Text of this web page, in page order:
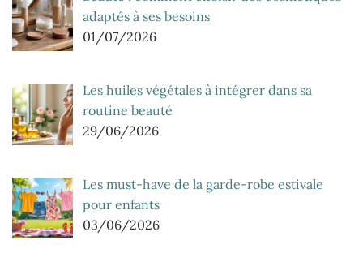
adaptés à ses besoins
01/07/2026
Les huiles végétales à intégrer dans sa
routine beauté
29/06/2026
Les must-have de la garde-robe estivale
pour enfants
03/06/2026